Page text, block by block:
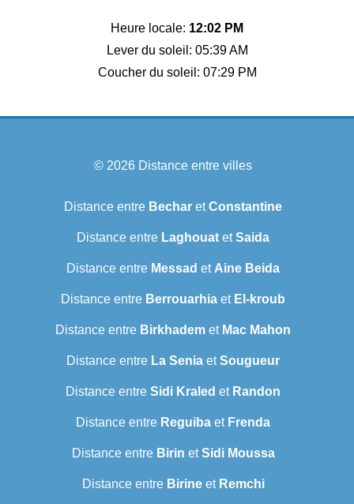
Heure locale: 12:02 PM
Lever du soleil: 05:39 AM
Coucher du soleil: 07:29 PM
© 2026 Distance entre villes
Distance entre Bechar etConstantine
Distance entre Laghouat etSaida
Distance entre Messad et Aine Beida
Distance entre Berrouarhia et El-kroub
Distance entre Birkhadem et Mac Mahon
Distance entre La Senia etSougueur
Distance entre Sidi Kraled et Randon
Distance entre Reguiba et Frenda
Distance entre Birin etSidi Moussa
Distance entre Birineet Remchi